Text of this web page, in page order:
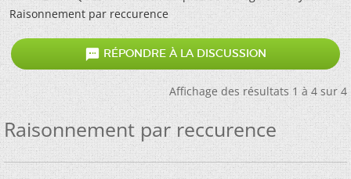
Raisonnement par reccurence
 RÉPONDRE À LA DISCUSSION
Affichage des résultats 1 à 4 sur 4
Raisonnement par reccurence